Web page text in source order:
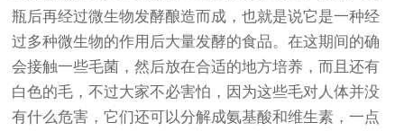
瓶后再经过微生物发酵酿造而成，也就是说它是一种经
过多种微生物的作用后大量发酵的食品。在这期间的确
会接触一些毛菌，然后放在合适的地方培养，而且还有
白色的毛，不过大家不必害怕，因为这些毛对人体并没
有什么危害，它们还可以分解成氨基酸和维生素，一点